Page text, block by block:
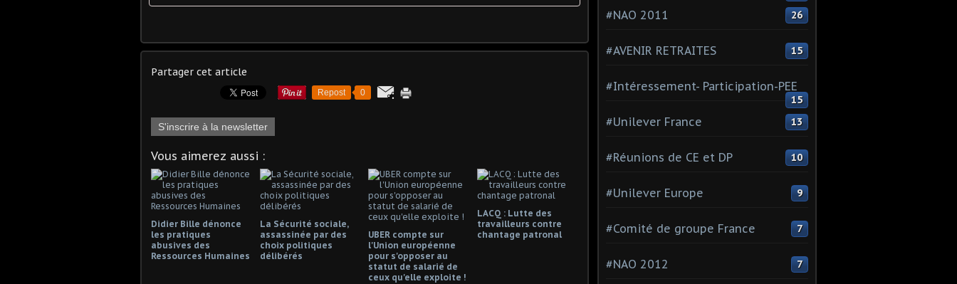
Partager cet article
Repost 0
S'inscrire à la newsletter
Vous aimerez aussi :
Didier Bille dénonce
les pratiques
abusives des
Ressources Humaines
La Sécurité sociale,
assassinée par des
choix politiques
délibérés
UBER compte sur
l'Union européenne
pour s'opposer au
statut de salarié de
ceux qu'elle exploite !
LACQ : Lutte des
travailleurs contre
chantage patronal
#NAO 2011 26
#AVENIR RETRAITES 15
#Intéressement- Participation-PEE
15
#Unilever France 13
#Réunions de CE et DP 10
#Unilever Europe 9
#Comité de groupe France 7
#NAO 2012 7